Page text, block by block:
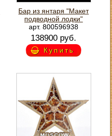
Бар из янтаря "Макет
подводной лодки"
арт. 800596938
138900 руб.
Купить